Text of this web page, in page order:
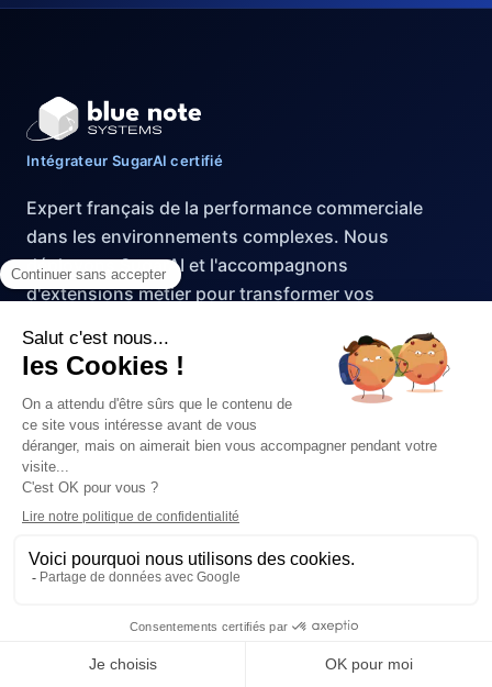
Intégrateur SugarAI certifié
Expert français de la performance commerciale
dans les environnements complexes. Nous
déployons SugarAI et l'accompagnons
d'extensions métier pour transformer vos
contact@bluenote-systems.com
+33 (0)3 88 68 76 02
24 rue Thomann
67000 Strasbourg — France
SOLUTIONS
Logiciel CRM
Gestion commerciale
SECTEURS
Organismes de formation
Medtech & santé